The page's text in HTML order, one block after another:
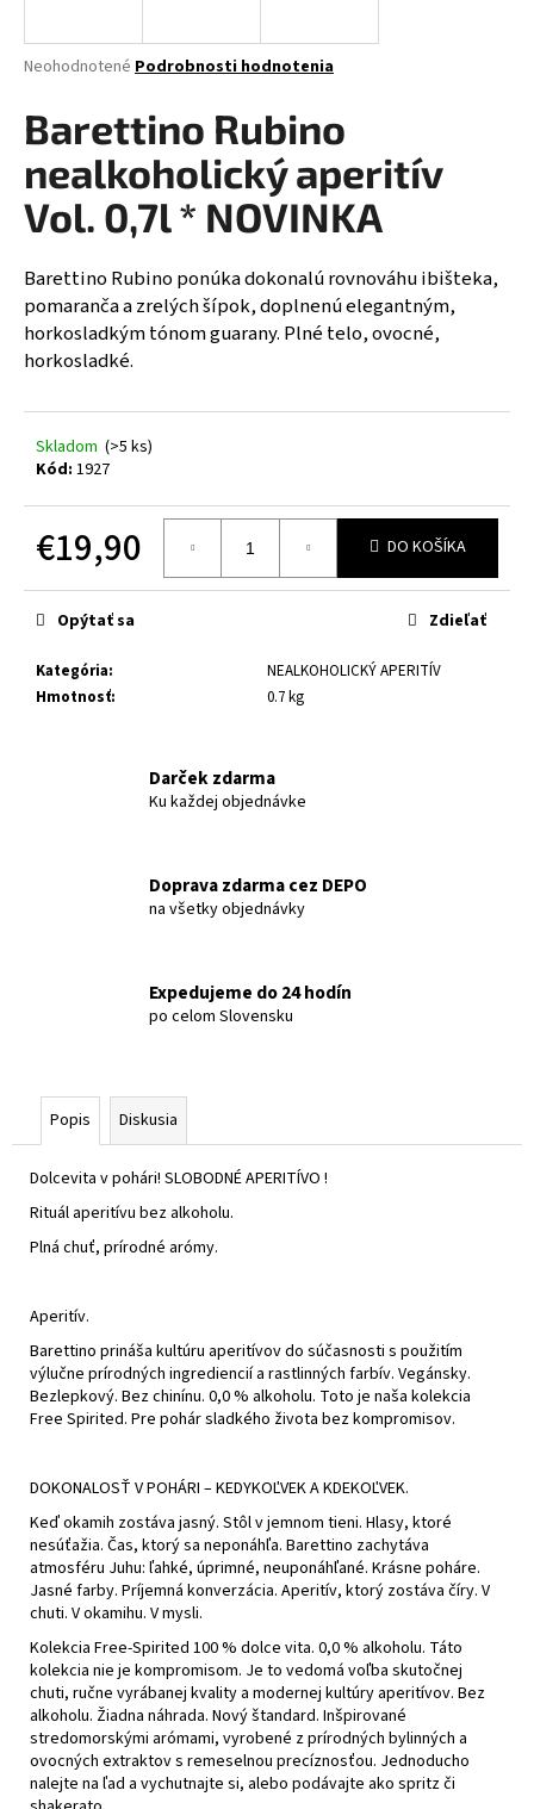
Priemerné
produktu
je
5
hviezdičiek.
Neohodnotené Podrobnosti hodnotenia
Barettino Rubino
nealkoholický aperitív
Vol. 0,7l * NOVINKA
Barettino Rubino ponúka dokonalú rovnováhu ibišteka,
pomaranča a zrelých šípok, doplnenú elegantným,
horkosladkým tónom guarany. Plné telo, ovocné,
horkosladké.
Skladom (>5 ks)
Kód: 1927
€19,90
cena:
DO KOŠÍKA
Kategória:
NEALKOHOLICKÝ APERITÍV
Hmotnosť: 0.7 kg
Opýtať sa Zdieľať
Darček zdarma
Ku každej objednávke
Doprava zdarma cez DEPO
na všetky objednávky
Expedujeme do 24 hodín
po celom Slovensku
Popis Diskusia
Dolcevita v pohári! SLOBODNÉ APERITÍVO !
Rituál aperitívu bez alkoholu.
Plná chuť, prírodné arómy.
Aperitív.
Barettino prináša kultúru aperitívov do súčasnosti s použitím
výlučne prírodných ingrediencií a rastlinných farbív. Vegánsky.
Bezlepkový. Bez chinínu. 0,0 % alkoholu. Toto je naša kolekcia
Free Spirited. Pre pohár sladkého života bez kompromisov.
DOKONALOSŤ V POHÁRI – KEDYKOĽVEK A KDEKOĽVEK.
Keď okamih zostáva jasný. Stôl v jemnom tieni. Hlasy, ktoré
nesúťažia. Čas, ktorý sa neponáhľa. Barettino zachytáva
atmosféru Juhu: ľahké, úprimné, neuponáhľané. Krásne poháre.
Jasné farby. Príjemná konverzácia. Aperitív, ktorý zostáva číry. V
chuti. V okamihu. V mysli.
Kolekcia Free-Spirited 100 % dolce vita. 0,0 % alkoholu. Táto
kolekcia nie je kompromisom. Je to vedomá voľba skutočnej
chuti, ručne vyrábanej kvality a modernej kultúry aperitívov. Bez
alkoholu. Žiadna náhrada. Nový štandard. Inšpirované
stredomorskými arómami, vyrobené z prírodných bylinných a
ovocných extraktov s remeselnou precíznosťou. Jednoducho
nalejte na ľad a vychutnajte si, alebo podávajte ako spritz či
j
ť
?
HĽADAŤ
d
o
ú
m